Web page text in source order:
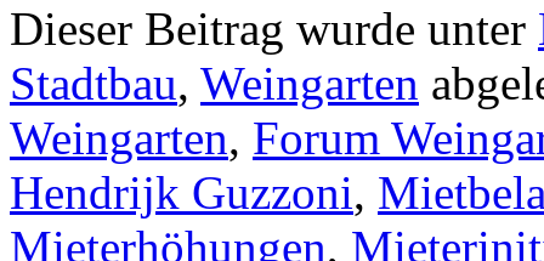
Dieser Beitrag wurde unter
Stadtbau, Weingarten
Weingarten, Forum
Hendrijk Guzzoni,
Mieterhöhungen,